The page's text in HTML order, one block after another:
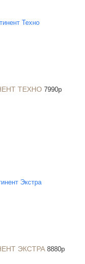
ТЕХНО 7990p
ЭКСТРА 8880p